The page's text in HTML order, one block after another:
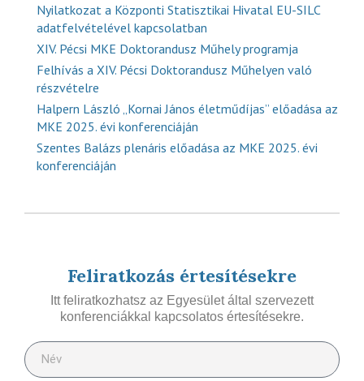
Nyilatkozat a Központi Statisztikai Hivatal EU-SILC
adatfelvételével kapcsolatban
XIV. Pécsi MKE Doktorandusz Műhely programja
Felhívás a XIV. Pécsi Doktorandusz Műhelyen való
részvételre
Halpern László „Kornai János életműdíjas” előadása az
MKE 2025. évi konferenciáján
Szentes Balázs plenáris előadása az MKE 2025. évi
konferenciáján
Feliratkozás értesítésekre
Itt feliratkozhatsz az Egyesület által szervezett
konferenciákkal kapcsolatos értesítésekre.